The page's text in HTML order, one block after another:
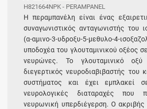
H821664NPK - PERAMPANEL
Η περαμπανέλη είναι ένας
συναγωνιστικός ανταγωνιστής του
(α-αμινο-3-υδροξυ-5-μεθυλο-4-
υποδοχέα του γλουταμινικού οξέος
νευρώνες. Το γλουταμινικό
διεγερτικός νευροδιαβιβαστής του
συστήματος και έχει εμπλακεί
νευρολογικές διαταραχές που
νευρωνική υπερδιέγερση. Ο ακριβής